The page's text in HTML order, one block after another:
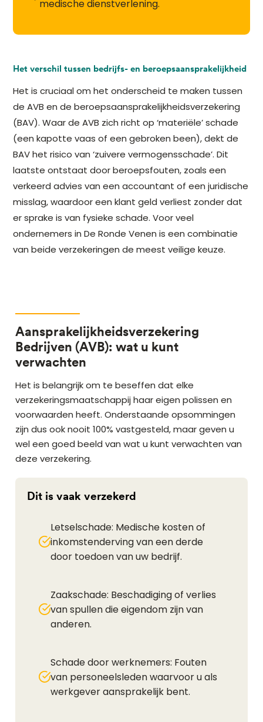
medische dienstverlening.
Het verschil tussen bedrijfs- en beroepsaansprakelijkheid
Het is cruciaal om het onderscheid te maken tussen
de AVB en de beroepsaansprakelijkheidsverzekering
(BAV). Waar de AVB zich richt op ‘materiële’ schade
(een kapotte vaas of een gebroken been), dekt de
BAV het risico van ‘zuivere vermogensschade’. Dit
laatste ontstaat door beroepsfouten, zoals een
verkeerd advies van een accountant of een juridische
misslag, waardoor een klant geld verliest zonder dat
er sprake is van fysieke schade. Voor veel
ondernemers in De Ronde Venen is een combinatie
van beide verzekeringen de meest veilige keuze.
Aansprakelijkheidsverzekering
Bedrijven (AVB): wat u kunt
verwachten
Het is belangrijk om te beseffen dat elke
verzekeringsmaatschappij haar eigen polissen en
voorwaarden heeft. Onderstaande opsommingen
zijn dus ook nooit 100% vastgesteld, maar geven u
wel een goed beeld van wat u kunt verwachten van
deze verzekering.
Dit is vaak verzekerd
Letselschade: Medische kosten of
inkomstenderving van een derde
door toedoen van uw bedrijf.
Zaakschade: Beschadiging of verlies
van spullen die eigendom zijn van
anderen.
Schade door werknemers: Fouten
van personeelsleden waarvoor u als
werkgever aansprakelijk bent.